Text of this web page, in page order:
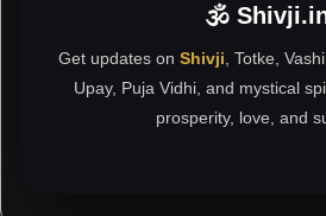
🕉
Get updates on Shivji , Totke,
Upay, Puja Vidhi, and mystical
prosperity, love, and